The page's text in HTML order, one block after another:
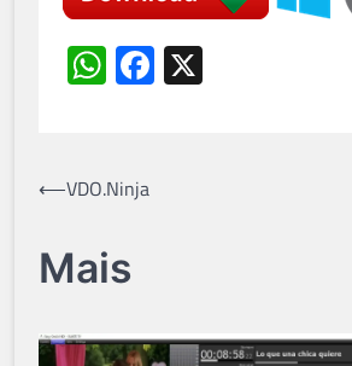
WhatsApp
Facebook
Navegação
Post
⟵VDO.Ninja
Mais